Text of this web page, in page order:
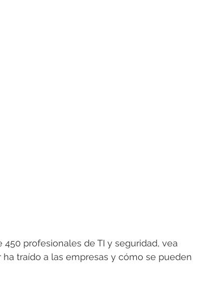
450 profesionales de TI y seguridad, vea
traído a las empresas y cómo se pueden